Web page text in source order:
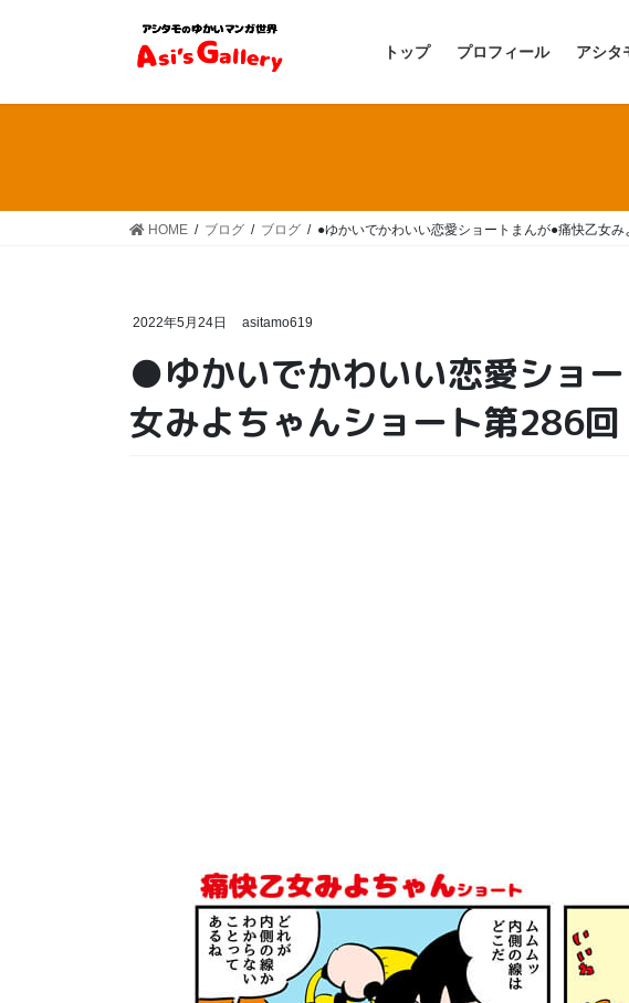
トップ プロフィール アシタ
HOME ブログ ブログ ●ゆかいでかわいい恋愛ショートまんが●痛快乙女
2022年5月24日 asitamo619
●ゆかいでかわいい恋愛ショ
女みよちゃんショート第286回